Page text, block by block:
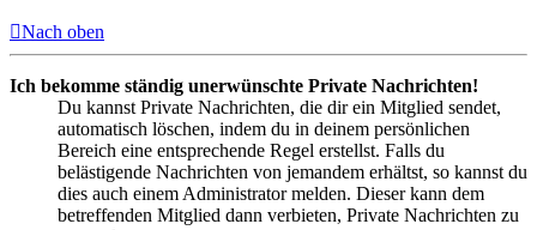
Nach oben
Ich bekomme ständig unerwünschte Private Nachrichten!
Du kannst Private Nachrichten, die dir ein Mitglied sendet,
automatisch löschen, indem du in deinem persönlichen
Bereich eine entsprechende Regel erstellst. Falls du
belästigende Nachrichten von jemandem erhältst, so kannst du
dies auch einem Administrator melden. Dieser kann dem
betreffenden Mitglied dann verbieten, Private Nachrichten zu